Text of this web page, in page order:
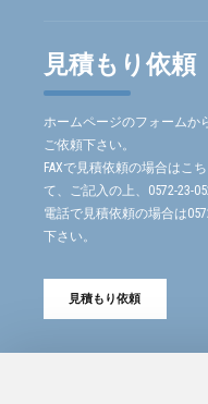
見積もり依頼
ホームページのフォームか
ご依頼下さい。
FAXで見積依頼の場合はこ
て、ご記入の上、0572-23-
電話で見積依頼の場合は
下さい。
見積もり依頼